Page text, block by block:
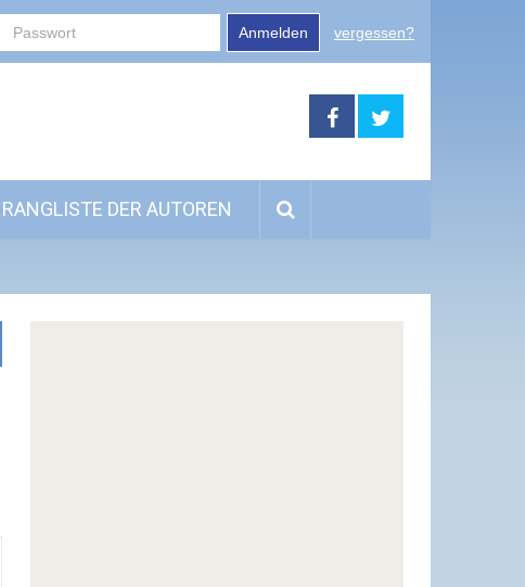
Anmelden vergessen?
RANGLISTE DER AUTOREN